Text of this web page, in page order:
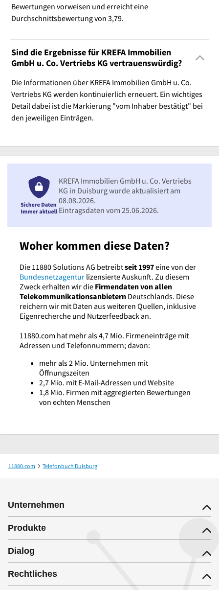
Bewertungen vorweisen und erreicht eine
Durchschnittsbewertung von 3,79.
Sind die Ergebnisse für KREFA Immobilien
GmbH u. Co. Vertriebs KG vertrauenswürdig?
Die Informationen über KREFA Immobilien GmbH u. Co.
Vertriebs KG werden kontinuierlich erneuert. Ein wichtiges
Detail dabei ist die Markierung "vom Inhaber bestätigt" bei
den jeweiligen Einträgen.
Woher kommen diese Daten?
Die 11880 Solutions AG betreibtseit 1997eine von der
Bundesnetzagentur lizensierte Auskunft. Zu diesem
Zweck erhalten wir die Firmendaten von allen
Telekommunikationsanbietern Deutschlands. Diese
reichern wir mit Daten aus weiteren Quellen, inklusive
Eigenrecherche und Nutzerfeedback an.
11880.com hat mehr als 4,7 Mio. Firmeneinträge mit
Adressen und Telefonnummern; davon:
mehr als 2 Mio. Unternehmen mit
Öffnungszeiten
2,7 Mio. mit E-Mail-Adressen und Website
1,8 Mio. Firmen mit aggregierten Bewertungen
von echten Menschen
KREFA Immobilien GmbH u. Co. Vertriebs
KG in Duisburg wurde aktualisiert am
08.08.2026.
Eintragsdaten vom 25.06.2026.
11880.com
Telefonbuch Duisburg
Unternehmen
Produkte
Dialog
Rechtliches